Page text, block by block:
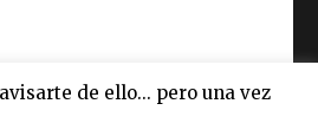
de ello... pero una vez